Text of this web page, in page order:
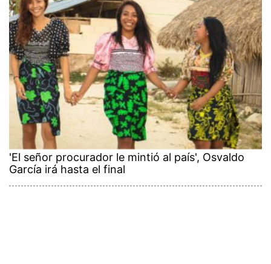
'El señor procurador le mintió al país', Osvaldo
García irá hasta el final